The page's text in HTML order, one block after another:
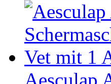
Aesculap